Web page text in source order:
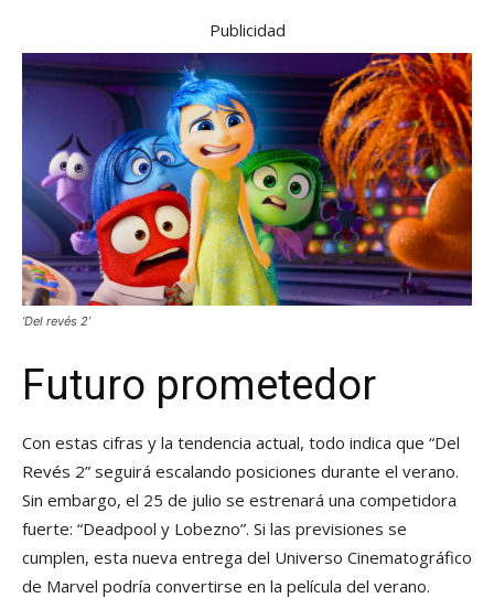
Publicidad
‘Del revés 2’
Futuro prometedor
Con estas cifras y la tendencia actual, todo indica que “Del
Revés 2” seguirá escalando posiciones durante el verano.
Sin embargo, el 25 de julio se estrenará una competidora
fuerte: “Deadpool y Lobezno”. Si las previsiones se
cumplen, esta nueva entrega del Universo Cinematográfico
de Marvel podría convertirse en la película del verano.